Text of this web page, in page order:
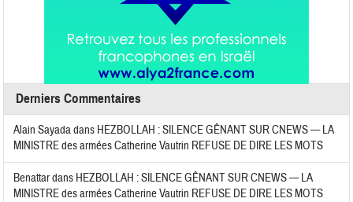
Derniers Commentaires
Alain Sayadadans HEZBOLLAH : SILENCE GÊNANT SUR CNEWS — LA
MINISTRE des armées Catherine Vautrin REFUSE DE DIRE LES MOTS
Benattardans HEZBOLLAH : SILENCE GÊNANT SUR CNEWS — LA
MINISTRE des armées Catherine Vautrin REFUSE DE DIRE LES MOTS